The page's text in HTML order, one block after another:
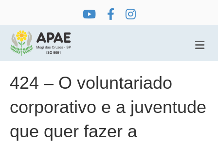
424 – O voluntariado
corporativo e a juventude
que quer fazer a